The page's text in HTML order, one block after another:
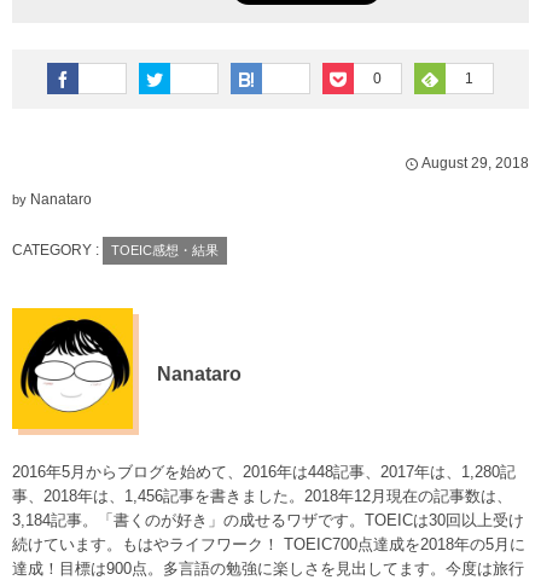
0 1
August 29, 2018
by Nanataro
CATEGORY : TOEIC感想・結果
Nanataro
2016年5月からブログを始めて、2016年は448記事、2017年は、1,280記
事、2018年は、1,456記事を書きました。2018年12月現在の記事数は、
3,184記事。「書くのが好き」の成せるワザです。TOEICは30回以上受け
続けています。もはやライフワーク！ TOEIC700点達成を2018年の5月に
達成！目標は900点。多言語の勉強に楽しさを見出してます。今度は旅行